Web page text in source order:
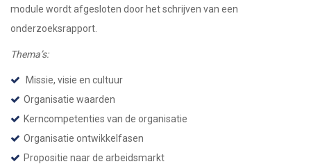
module wordt afgesloten door het schrijven van een
onderzoeksrapport.
Thema’s:
Missie, visie en cultuur
Organisatie waarden
Kerncompetenties van de organisatie
Organisatie ontwikkelfasen
Propositie naar de arbeidsmarkt